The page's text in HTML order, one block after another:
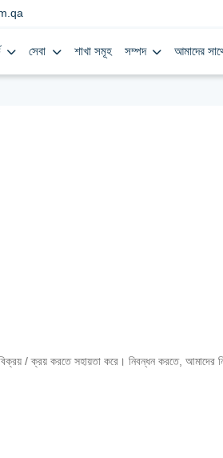
সেবা শাখা সমূহ সম্পদ আমাদের
বিক্রয় / ক্রয় করতে সহায়তা করে। নিবন্ধন করতে,